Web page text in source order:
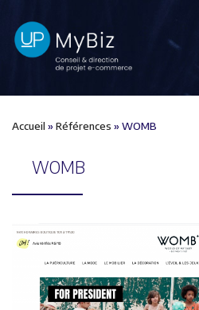
Accueil »Références »WOMB
WOMB